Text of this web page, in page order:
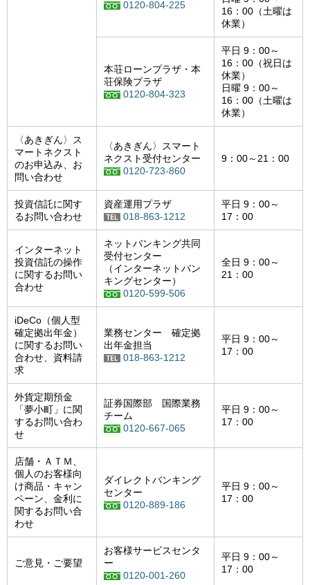
0120-804-225
16：00（土曜は
休業）
本荘ローンプラザ・本
荘保険プラザ
0120-804-323
平日 9：00～
16：00（祝日は
休業）
日曜 9：00～
16：00（土曜は
休業）
〈あきぎん〉ス
マートネクスト
のお申込み、お
問い合わせ
〈あきぎん〉スマート
ネクスト受付センター
0120-723-860
9：00～21：00
投資信託に関す
るお問い合わせ
資産運用プラザ
018-863-1212
平日 9：00～
17：00
インターネット
投資信託の操作
に関するお問い
合わせ
ネットバンキング共同
受付センター
（インターネットバン
キングセンター）
0120-599-506
全日 9：00～
21：00
iDeCo（個人型
確定拠出年金）
に関するお問い
合わせ、資料請
求
業務センター 確定拠
出年金担当
018-863-1212
平日 9：00～
17：00
外貨定期預金
「夢小町」に関
するお問い合わ
せ
証券国際部 国際業務
チーム
0120-667-065
平日 9：00～
17：00
店舗・ＡＴＭ、
個人のお客様向
け商品・キャン
ペーン、金利に
関するお問い合
わせ
ダイレクトバンキング
センター
0120-889-186
平日 9：00～
17：00
ご意見・ご要望
お客様サービスセンタ
ー
0120-001-260
平日 9：00～
17：00